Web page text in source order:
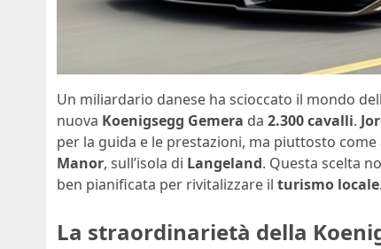
Un miliardario danese ha scioccato il mondo
nuova Koenigsegg Gemera da 2.300 cavalli.
per la guida e le prestazioni, ma piuttosto
Manor, sull’isola di Langeland. Questa scelta
ben pianificata per rivitalizzare il turismo locale.
La straordinarietà della